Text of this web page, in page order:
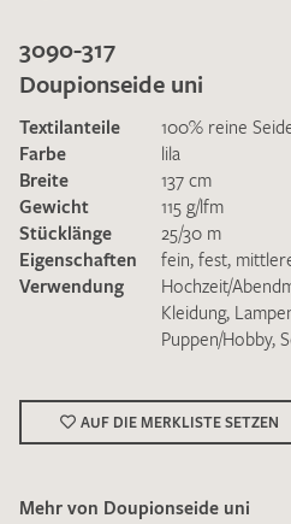
Ich bin damit einverstanden,
zur Beantwortung meiner
Die
genommen und akzeptiere
3090-317
Doupionseide uni
Textilanteile
100% reine
Farbe
lila
Breite
137 cm
Gewicht
115 g/lfm
Stücklänge
25/30 m
Eigenschaften
fein, fest,
Verwendung
Hochzeit/
Kleidung,
Puppen/Hobby,
AUF DIE MERKLISTE SETZEN
Mehr von Doupionseide uni